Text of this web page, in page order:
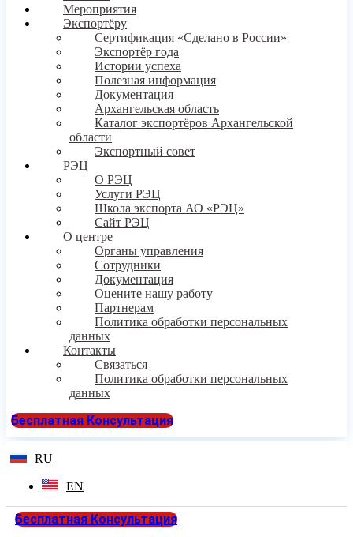
Мероприятия
Экспортёру
Сертификация «Сделано в России»
Экспортёр года
Истории успеха
Полезная информация
Документация
Архангельская область
Каталог экспортёров Архангельской
области
Экспортный совет
РЭЦ
О РЭЦ
Услуги РЭЦ
Школа экспорта АО «РЭЦ»
Сайт РЭЦ
О центре
Органы управления
Сотрудники
Документация
Оцените нашу работу
Партнерам
Политика обработки персональных
данных
Контакты
Связаться
Политика обработки персональных
данных
Бесплатная Консультация
RU
EN
Бесплатная Консультация